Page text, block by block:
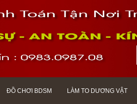
ĐỒ CHƠI BDSM LÀM TO DƯƠNG VẬT